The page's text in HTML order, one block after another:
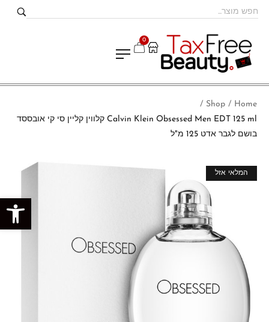
פתח סרגל נגישות
0
Home
/
Shop
/
Calvin Klein Obsessed Men EDT 125 ml קלווין קליין סי קי אובססד
בושם לגבר אדט 125 מ"ל
מבצע!
המלאי אזל